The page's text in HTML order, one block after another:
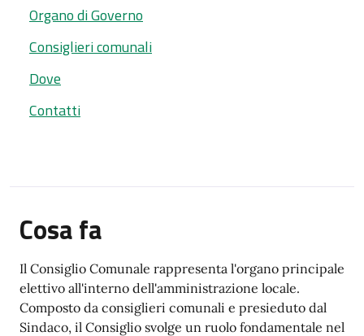
Organo di Governo
Consiglieri comunali
Dove
Contatti
Cosa fa
Il Consiglio Comunale rappresenta l'organo principale
elettivo all'interno dell'amministrazione locale.
Composto da consiglieri comunali e presieduto dal
Sindaco, il Consiglio svolge un ruolo fondamentale nel